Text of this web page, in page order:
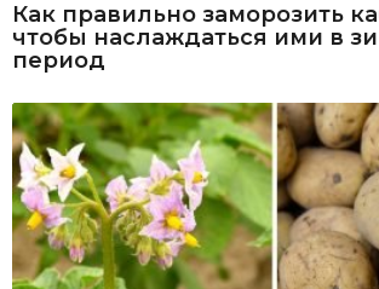
Как правильно заморозить
чтобы наслаждаться ими в
период